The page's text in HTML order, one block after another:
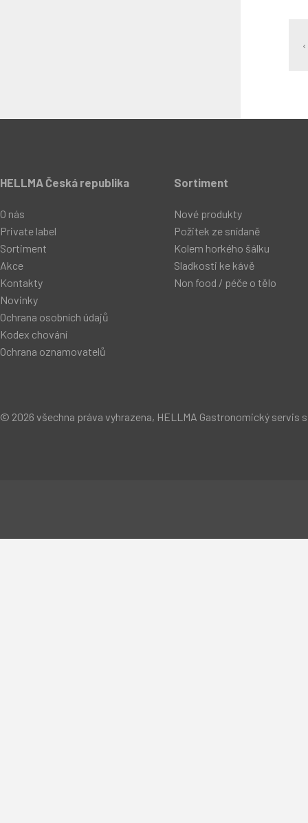
HELLMA Česká republika
O nás
Private label
Sortiment
Akce
Kontakty
Novinky
Ochrana osobních údajů
Kodex chování
Ochrana oznamovatelů
Sortiment
Nové produkty
Požitek ze snídaně
Kolem horkého šálku
Sladkosti ke kávě
Non food / péče o tělo
© 2026 všechna práva vyhrazena, HELLMA Gastronomický servis